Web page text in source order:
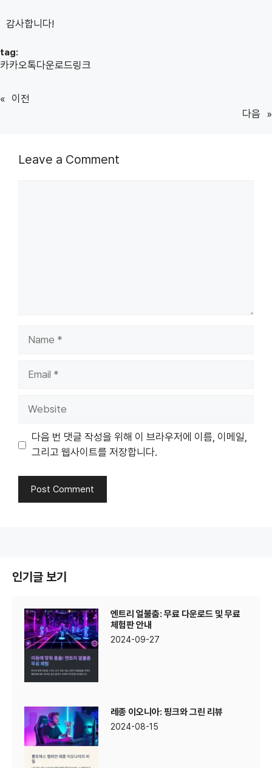
감사합니다!
tag:
카카오톡다운로드링크
« 이전
다음 »
Leave a Comment
다음 번 댓글 작성을 위해 이 브라우저에 이름, 이메일,
그리고 웹사이트를 저장합니다.
인기글 보기
엔트리 얼불춤: 무료 다운로드 및 무료
체험판 안내
2024-09-27
레종 이오니아: 핑크와 그린 리뷰
2024-08-15